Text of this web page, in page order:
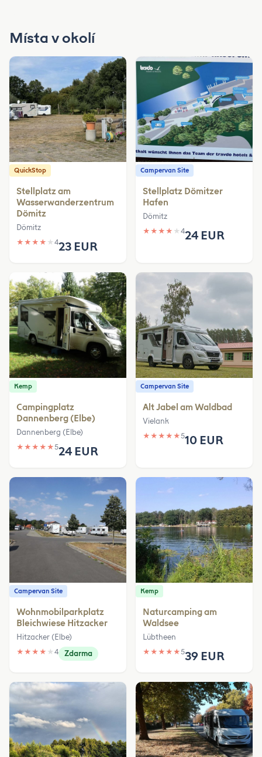
Místa v okolí
QuickStop
Stellplatz am
Wasserwanderzentrum
Dömitz
Dömitz
★ ★ ★ ★ ★ 423 EUR
Campervan Site
Stellplatz Dömitzer
Hafen
Dömitz
★ ★ ★ ★ ★ 424 EUR
Kemp
Campingplatz
Dannenberg (Elbe)
Dannenberg (Elbe)
★ ★ ★ ★ ★524 EUR
Campervan Site
Alt Jabel am Waldbad
Vielank
★ ★ ★ ★ ★510 EUR
Campervan Site
Wohnmobilparkplatz
Bleichwiese Hitzacker
Hitzacker (Elbe)
★ ★ ★ ★ ★ 4 Zdarma
Kemp
Naturcamping am
Waldsee
Lübtheen
★ ★ ★ ★ ★539 EUR